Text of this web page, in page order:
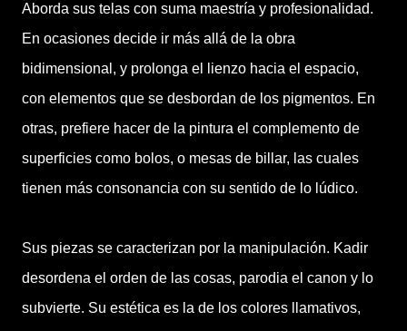
Aborda sus telas con suma maestría y profesionalidad.
En ocasiones decide ir más allá de la obra
bidimensional, y prolonga el lienzo hacia el espacio,
con elementos que se desbordan de los pigmentos. En
otras, prefiere hacer de la pintura el complemento de
superficies como bolos, o mesas de billar, las cuales
tienen más consonancia con su sentido de lo lúdico.
Sus piezas se caracterizan por la manipulación. Kadir
desordena el orden de las cosas, parodia el canon y lo
subvierte. Su estética es la de los colores llamativos,